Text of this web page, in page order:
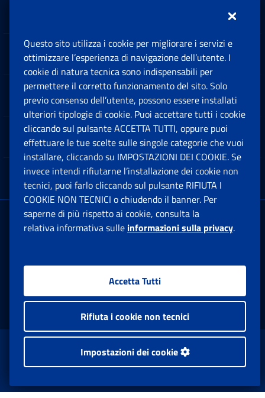
Sedi e Contatti
Software
Note Legali
App mobile
Sede Legale : Via Ciro il Grande, 21
00144 Roma
Facebook: Apre una nuova finestra
Twitter: Apre una nuova finestra
Whatsapp: Apre una nuova
Youtube: Apre una
Instagram:
www.inps.gov.it © 1997-2026
Istituto Nazionale Previdenza Sociale.
Questo sito utilizza i cookie per migliorare i servizi e
ottimizzare l’esperienza di navigazione dell’utente. I
cookie di natura tecnica sono indispensabili per
permettere il corretto funzionamento del sito. Solo
previo consenso dell’utente, possono essere installati
ulteriori tipologie di cookie. Puoi accettare tutti i cookie
cliccando sul pulsante ACCETTA TUTTI, oppure puoi
effettuare le tue scelte sulle singole categorie che vuoi
installare, cliccando su IMPOSTAZIONI DEI COOKIE. Se
invece intendi rifiutarne l’installazione dei cookie non
tecnici, puoi farlo cliccando sul pulsante RIFIUTA I
COOKIE NON TECNICI o chiudendo il banner. Per
saperne di più rispetto ai cookie, consulta la
relativa informativa sulle informazioni sulla privacy.
Accetta Tutti
Rifiuta i cookie non tecnici
Impostazioni dei cookie